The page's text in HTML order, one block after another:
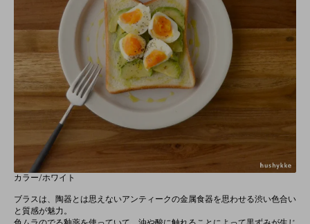
カラー/ホワイト
ブラスは、陶器とは思えないアンティークの金属食器を思わせる渋い色合い
と質感が魅力。